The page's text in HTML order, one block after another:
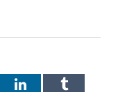
LinkedInTumblr